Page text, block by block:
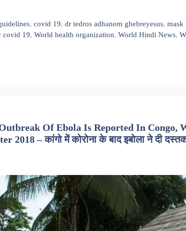
,covid 19,dr tedros adhanom ghebreyesus,mask
covid 19, World health organization, World Hindi News,
Of Ebola Is Reported In Congo,
– कांगो में कोरोना के बाद इबोला ने दी